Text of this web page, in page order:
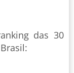
das 30